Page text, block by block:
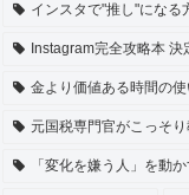
インスタで"推し"になる
Instagram完全攻略本 決
金より価値ある時間の
元国税専門官がこっそ
「変化を嫌う人」を動